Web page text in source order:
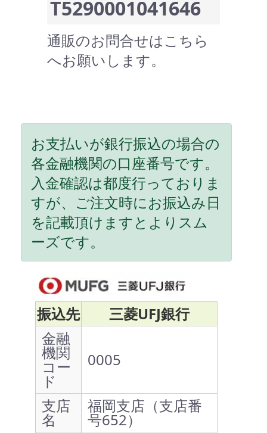
T5290001041646
通販のお問合せはこちら
へお願いします。
お支払いが銀行振込の場合の
各金融機関の口座番号です。
入金確認は都度行っておりま
すが、ご注文時にお振込み日
を記載頂けますとよりスム
ーズです。
振込先
三菱UFJ銀行
金融
機関
コー
ド
0005
支店
名
福岡支店（支店番
号652）